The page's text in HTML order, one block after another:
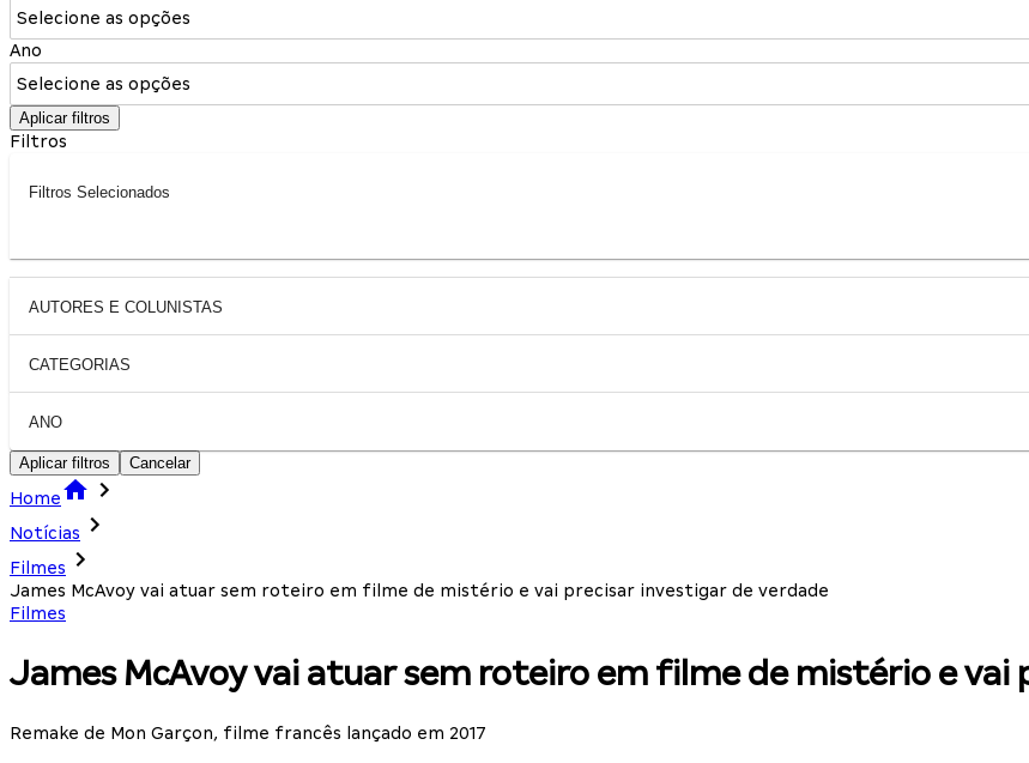
Selecione as opções
Ano
Selecione as opções
Aplicar filtros
Filtros
Filtros Selecionados
AUTORES E COLUNISTAS
CATEGORIAS
ANO
Aplicar filtros Cancelar
Home
Notícias
Filmes
James McAvoy vai atuar sem roteiro em filme de mistério e vai precisar investigar de verdade
Filmes
James McAvoy vai atuar sem roteiro em filme de mistério e vai
Remake de Mon Garçon, filme francês lançado em 2017